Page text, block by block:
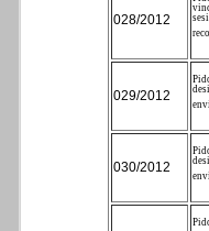
028/2012
029/2012
030/2012